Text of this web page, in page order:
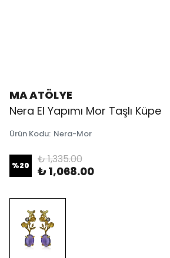
MA ATÖLYE
Nera El Yapımı Mor Taşlı Küpe
Ürün Kodu: Nera-Mor
%20 ₺ 1,335.00
₺ 1,068.00